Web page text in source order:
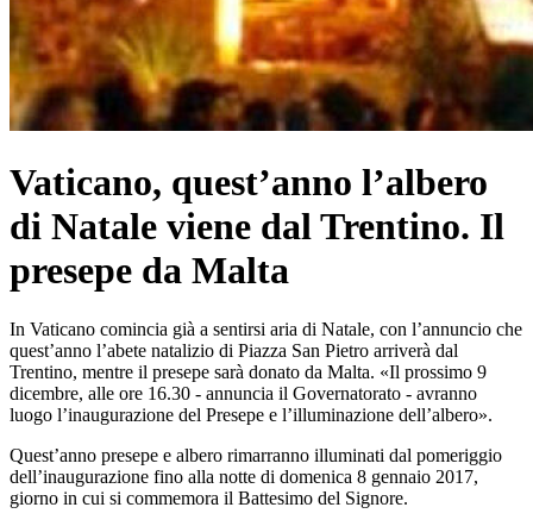
Vaticano, quest’anno l’albero
di Natale viene dal Trentino. Il
presepe da Malta
In Vaticano comincia già a sentirsi aria di Natale, con l’annuncio che
quest’anno l’abete natalizio di Piazza San Pietro arriverà dal
Trentino, mentre il presepe sarà donato da Malta. «Il prossimo 9
dicembre, alle ore 16.30 - annuncia il Governatorato - avranno
luogo l’inaugurazione del Presepe e l’illuminazione dell’albero».
Quest’anno presepe e albero rimarranno illuminati dal pomeriggio
dell’inaugurazione fino alla notte di domenica 8 gennaio 2017,
giorno in cui si commemora il Battesimo del Signore.